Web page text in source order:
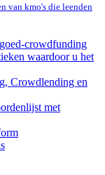
van kmo's die leenden
crowdfunding
waardoor u het
Crowdlending en
met